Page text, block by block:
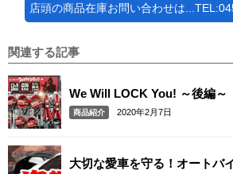
店頭の商品在庫お問い合わせは
関連する記事
We Will LOCK You! ～後編～
商品紹介 2020年2月7日
大切な愛車を守る！オートバ